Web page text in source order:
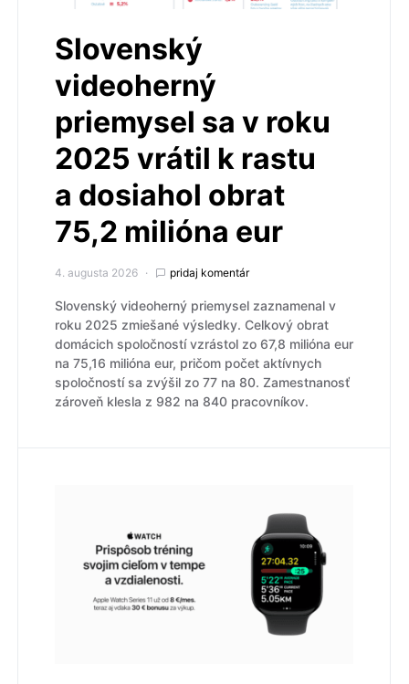
Slovenský
videoherný
priemysel sa v roku
2025 vrátil k rastu
a dosiahol obrat
75,2 milióna eur
4. augusta 2026 pridaj komentár
Slovenský videoherný priemysel zaznamenal v
roku 2025 zmiešané výsledky. Celkový obrat
domácich spoločností vzrástol zo 67,8 milióna eur
na 75,16 milióna eur, pričom počet aktívnych
spoločností sa zvýšil zo 77 na 80. Zamestnanosť
zároveň klesla z 982 na 840 pracovníkov.